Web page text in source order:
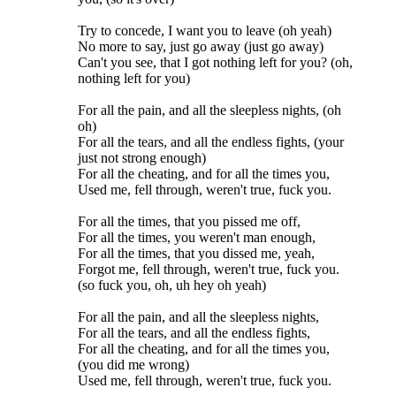
Try to concede, I want you to leave (oh yeah)
No more to say, just go away (just go away)
Can't you see, that I got nothing left for you? (oh,
nothing left for you)
For all the pain, and all the sleepless nights, (oh
oh)
For all the tears, and all the endless fights, (your
just not strong enough)
For all the cheating, and for all the times you,
Used me, fell through, weren't true, fuck you.
For all the times, that you pissed me off,
For all the times, you weren't man enough,
For all the times, that you dissed me, yeah,
Forgot me, fell through, weren't true, fuck you.
(so fuck you, oh, uh hey oh yeah)
For all the pain, and all the sleepless nights,
For all the tears, and all the endless fights,
For all the cheating, and for all the times you,
(you did me wrong)
Used me, fell through, weren't true, fuck you.